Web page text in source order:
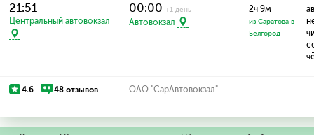
21:51
Центральный автовокзал
00:00+1 день
Автовокзал
2ч 9м
из Саратова в
Белгород
4.6 48 отзывов ОАО "СарАвтовокзал"